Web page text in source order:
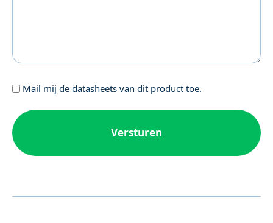
Geen
Mail mij de datasheets van dit product toe.